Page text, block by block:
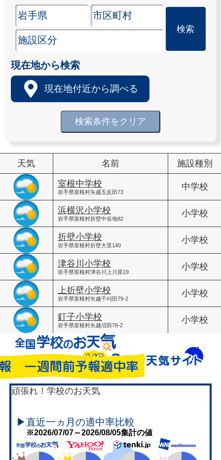
現在地から検索
現在地付近から調べる
検索条件をクリア
天気 名前 施設種別
室根中学校
岩手県室根村矢越五反田73
中学校
浜横沢小学校
岩手県室根村折壁中谷地82
小学校
折壁小学校
岩手県室根村折壁大里140
小学校
津谷川小学校
岩手県室根村津谷川上川原19
小学校
上折壁小学校
岩手県室根村矢越千刈田79-2
小学校
釘子小学校
岩手県室根村矢越沼田78-2
小学校
頑張れ！学校のお天気
▶直近一ヵ月の適中率比較
※2026/07/07～2026/08/05集計の値